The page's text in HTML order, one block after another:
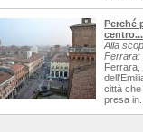
Perché
centro...
Alla
Ferrara:
Ferrara,
città
presa in...